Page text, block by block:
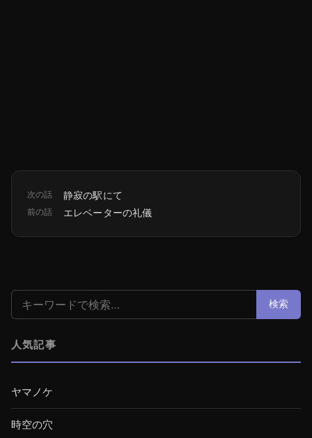
次の話 静寂の駅にて
前の話 エレベーターの礼儀
検索: 検索
人気記事
ヤマノケ
時空の穴